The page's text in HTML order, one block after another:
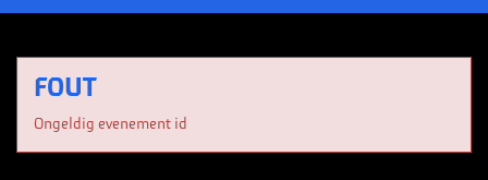
FOUT
Ongeldig evenement id